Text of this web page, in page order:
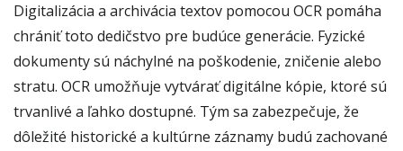
Digitalizácia a archivácia textov pomocou OCR pomáha
chrániť toto dedičstvo pre budúce generácie. Fyzické
dokumenty sú náchylné na poškodenie, zničenie alebo
stratu. OCR umožňuje vytvárať digitálne kópie, ktoré sú
trvanlivé a ľahko dostupné. Tým sa zabezpečuje, že
dôležité historické a kultúrne záznamy budú zachované